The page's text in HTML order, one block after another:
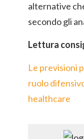
alternative
secondo gli
Lettura
Le previsioni
ruolo
healthcare